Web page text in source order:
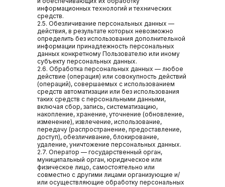
информационных технологий и технических
средств.
2.5. Обезличивание персональных данных —
действия, в результате которых невозможно
определить без использования дополнительной
информации принадлежность персональных
данных конкретному Пользователю или иному
субъекту персональных данных.
2.6. Обработка персональных данных — любое
действие (операция) или совокупность действий
(операций), совершаемых с использованием
средств автоматизации или без использования
таких средств с персональными данными,
включая сбор, запись, систематизацию,
накопление, хранение, уточнение (обновление,
изменение), извлечение, использование,
передачу (распространение, предоставление,
доступ), обезличивание, блокирование,
удаление, уничтожение персональных данных.
2.7. Оператор — государственный орган,
муниципальный орган, юридическое или
физическое лицо, самостоятельно или
совместно с другими лицами организующие и/
или осуществляющие обработку персональных